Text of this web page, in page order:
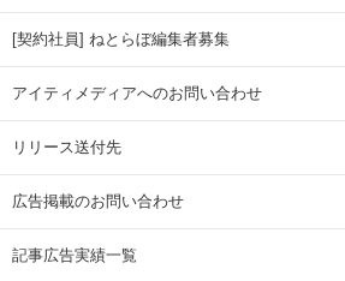
[契約社員] ねとらぼ編集者募集
アイティメディアへのお問い合わせ
リリース送付先
広告掲載のお問い合わせ
記事広告実績一覧